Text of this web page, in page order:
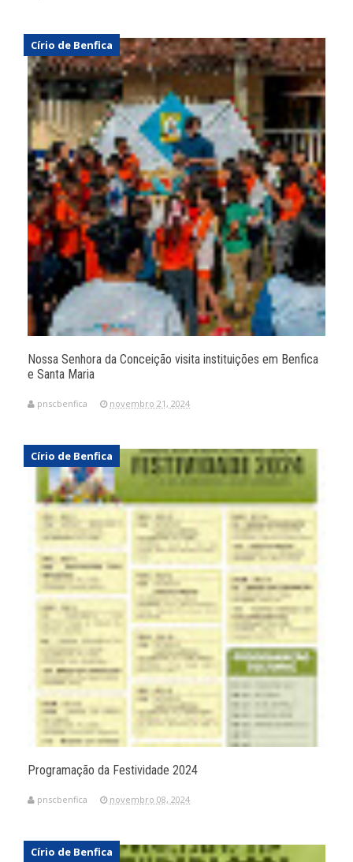
Nossa Senhora da Conceição visita instituições em Benfica
e Santa Maria
Círio de Benfica
pnscbenfica novembro 21, 2024
Programação da Festividade 2024
Círio de Benfica
pnscbenfica novembro 08, 2024
Círio de Benfica